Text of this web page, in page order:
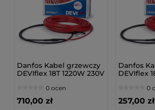
Danfos Kabel grzewczy
DEVIflex 18T 1220W 230V
0 ocen
710,00 zł
Danfos
DEVIflex
0
257,00 zł